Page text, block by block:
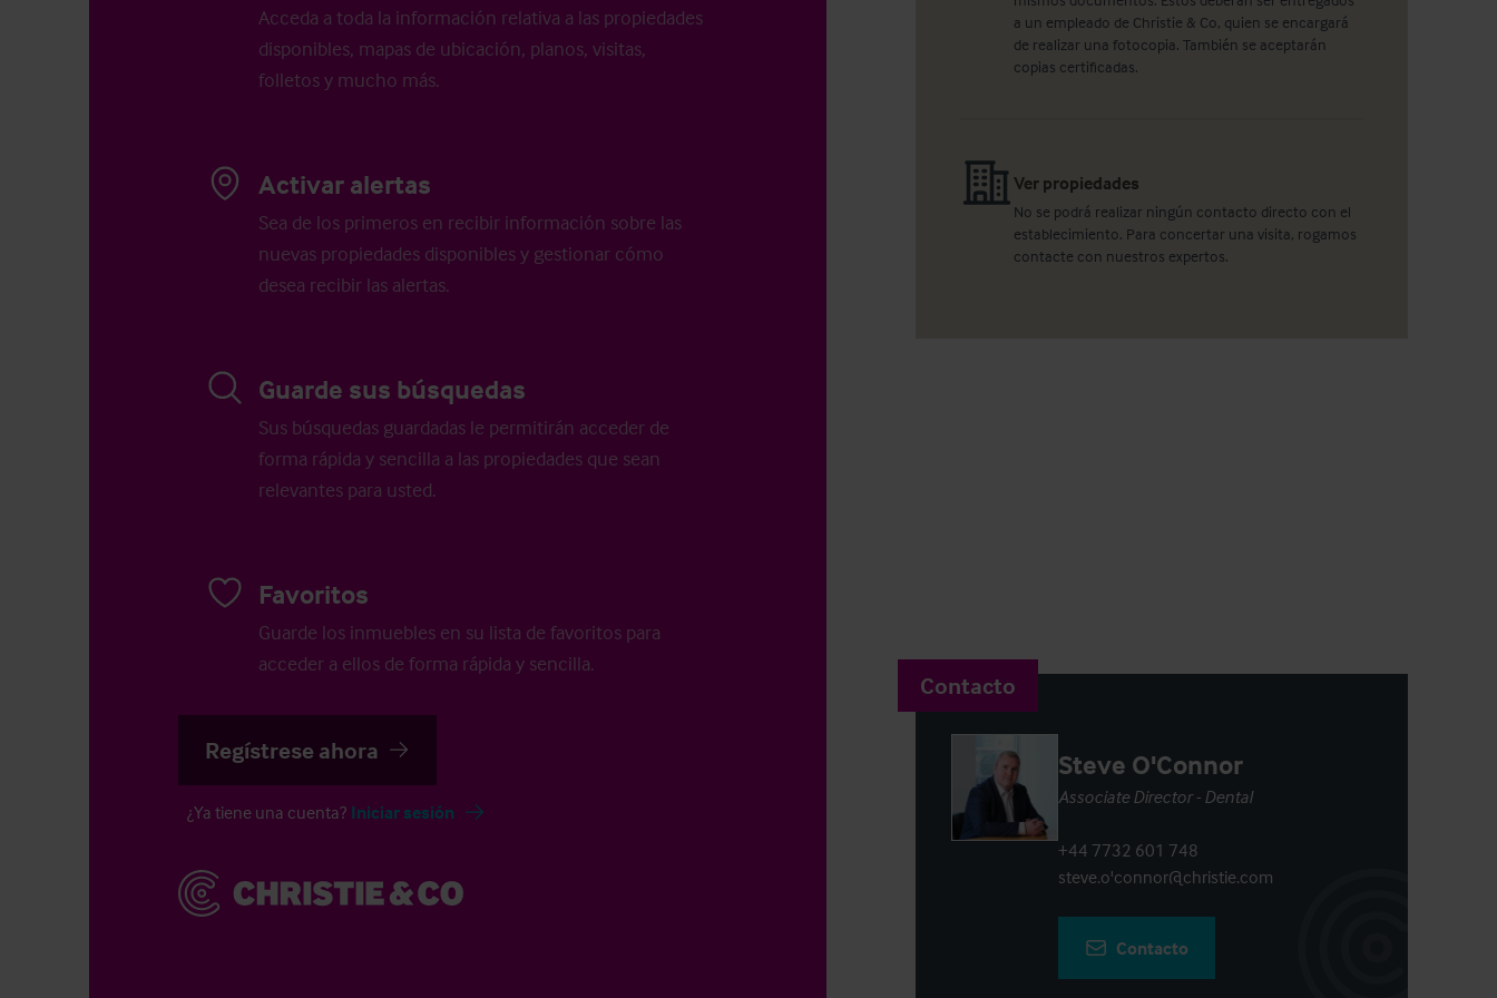
Acceda a toda la información relativa a las propiedades
disponibles, mapas de ubicación, planos, visitas,
folletos y mucho más.
Activar alertas
Sea de los primeros en recibir información sobre las
nuevas propiedades disponibles y gestionar cómo
desea recibir las alertas.
Guarde sus búsquedas
Sus búsquedas guardadas le permitirán acceder de
forma rápida y sencilla a las propiedades que sean
relevantes para usted.
Favoritos
Guarde los inmuebles en su lista de favoritos para
acceder a ellos de forma rápida y sencilla.
Regístrese ahora
¿Ya tiene una cuenta? Iniciar sesión
a un empleado de Christie & Co, quien se encargará
de realizar una fotocopia. También se aceptarán
copias certificadas.
Ver propiedades
No se podrá realizar ningún contacto directo con el
establecimiento. Para concertar una visita, rogamos
contacte con nuestros expertos.
Contacto
Steve O'Connor
Associate Director - Dental
+44 7732 601 748
steve.o'connor@christie.com
Contacto